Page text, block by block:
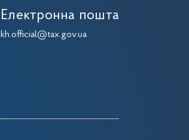
Електронна пошта
kh.official@tax.gov.ua